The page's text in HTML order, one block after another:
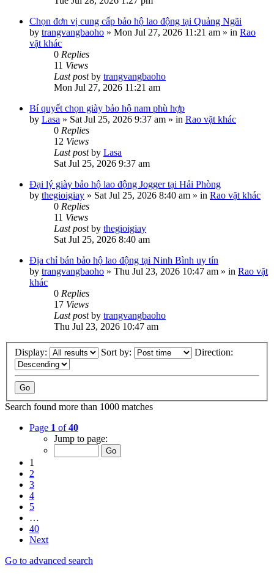
Chọn đơn vị cung cấp bảo hộ lao động tại Quảng Ngãi
by trangvangbaoho » Mon Jul 27, 2026 11:21 am » in Rao
vặt khác
0 Replies
11 Views
Last postby trangvangbaoho
Mon Jul 27, 2026 11:21 am
Bí quyết chọn giày bảo hộ nam phù hợp
by Lasa » Sat Jul 25, 2026 9:37 am » in Rao vặt khác
0 Replies
12 Views
Last postby Lasa
Sat Jul 25, 2026 9:37 am
Đại lý giày bảo hộ lao động Jogger tại Hải Phòng
by thegioigiay » Sat Jul 25, 2026 8:40 am » in Rao vặt khác
0 Replies
11 Views
Last postby thegioigiay
Sat Jul 25, 2026 8:40 am
Địa chỉ bán bảo hộ lao động tại Ninh Bình uy tín
by trangvangbaoho » Thu Jul 23, 2026 10:47 am » in Rao vặt
khác
0 Replies
17 Views
Last postby trangvangbaoho
Thu Jul 23, 2026 10:47 am
Display: Sort by: Direction:
Search found more than 1000 matches
Page 1 of40
Jump to page:
1
2
3
4
5
…
40
Next
Go to advanced search